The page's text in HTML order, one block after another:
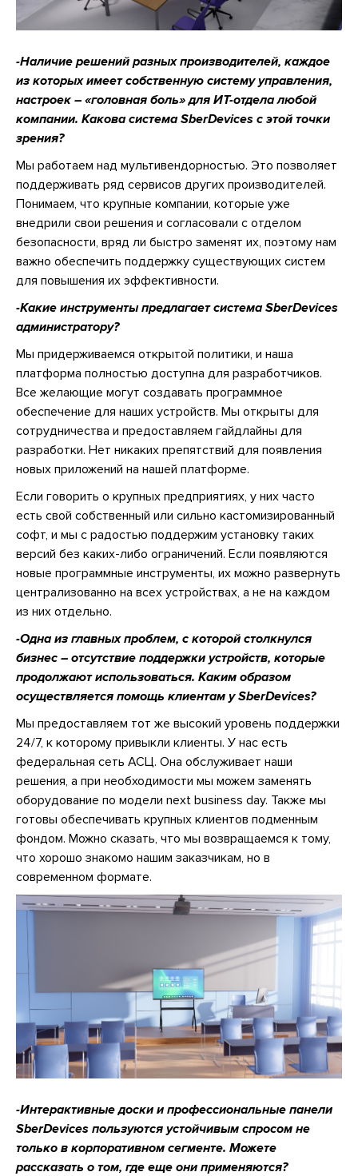
-Наличие решений разных производителей, каждое
из которых имеет собственную систему управления,
настроек – «головная боль» для ИТ-отдела любой
компании. Какова система SberDevices с этой точки
зрения?
Мы работаем над мультивендорностью. Это позволяет
поддерживать ряд сервисов других производителей.
Понимаем, что крупные компании, которые уже
внедрили свои решения и согласовали с отделом
безопасности, вряд ли быстро заменят их, поэтому нам
важно обеспечить поддержку существующих систем
для повышения их эффективности.
-Какие инструменты предлагает система SberDevices
администратору?
Мы придерживаемся открытой политики, и наша
платформа полностью доступна для разработчиков.
Все желающие могут создавать программное
обеспечение для наших устройств. Мы открыты для
сотрудничества и предоставляем гайдлайны для
разработки. Нет никаких препятствий для появления
новых приложений на нашей платформе.
Если говорить о крупных предприятиях, у них часто
есть свой собственный или сильно кастомизированный
софт, и мы с радостью поддержим установку таких
версий без каких-либо ограничений. Если появляются
новые программные инструменты, их можно развернуть
централизованно на всех устройствах, а не на каждом
из них отдельно.
-Одна из главных проблем, с которой столкнулся
бизнес – отсутствие поддержки устройств, которые
продолжают использоваться. Каким образом
осуществляется помощь клиентам у SberDevices?
Мы предоставляем тот же высокий уровень поддержки
24/7, к которому привыкли клиенты. У нас есть
федеральная сеть АСЦ. Она обслуживает наши
решения, а при необходимости мы можем заменять
оборудование по модели next business day. Также мы
готовы обеспечивать крупных клиентов подменным
фондом. Можно сказать, что мы возвращаемся к тому,
что хорошо знакомо нашим заказчикам, но в
современном формате.
-Интерактивные доски и профессиональные панели
SberDevices пользуются устойчивым спросом не
только в корпоративном сегменте. Можете
рассказать о том, где еще они применяются?